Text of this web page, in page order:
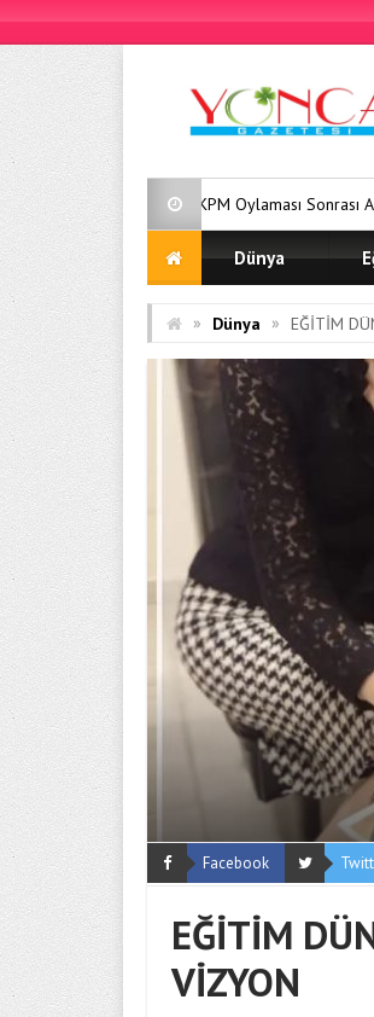
AKPM Oylaması Sonrası Azerbaycan Halk
Dünya
» Dünya » EĞİTİM
Facebook
EĞİTİM
VİZYON